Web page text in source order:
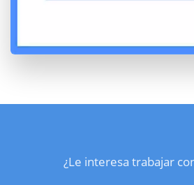
¿Le interesa trabajar